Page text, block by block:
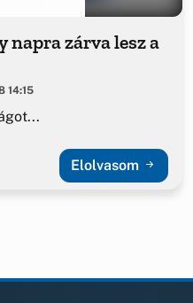
zárva lesz a
14:15
Elolvasom